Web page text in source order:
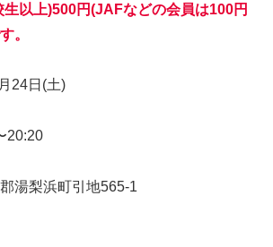
生以上)500円(JAFなどの会員は100円
。
24日(土)
20:20
湯梨浜町引地565-1